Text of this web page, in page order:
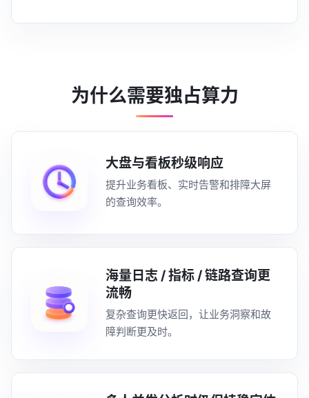
为什么需要独占算力
大盘与看板秒级响应
提升业务看板、实时告警和排障大屏
的查询效率。
海量日志 / 指标 / 链路查询更
流畅
复杂查询更快返回，让业务洞察和故
障判断更及时。